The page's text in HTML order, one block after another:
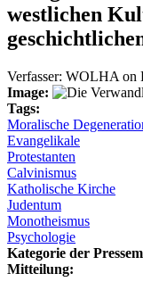
westlichen
Verfasser: WOLHA on
Image:
Tags:
Moralische
Evangelikale
Protestanten
Calvinismus
Katholische Kirche
Judentum
Monotheismus
Psychologie
Kategorie der
Mitteilung: